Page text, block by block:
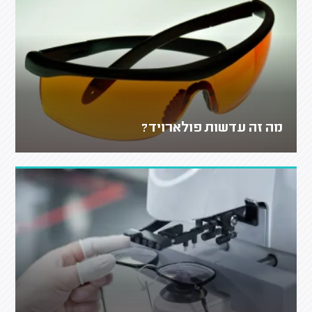
מה זה עדשות פולארויד?